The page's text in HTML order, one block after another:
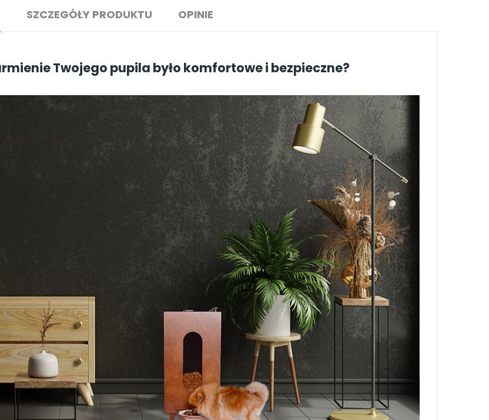
SZCZEGÓŁY PRODUKTU OPINIE
Twojego pupila było komfortowe i bezpieczne?